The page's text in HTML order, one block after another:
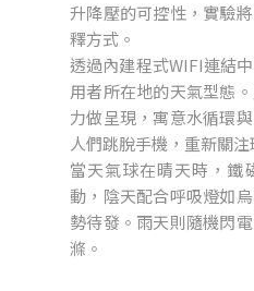
升降壓的可控性，實驗
釋方式。
透過內建程式WIFI連結
用者所在地的天氣型態
力做呈現，寓意水循環
人們跳脫手機，重新關注
當天氣球在晴天時，鐵
動，陰天配合呼吸燈如
勢待發。雨天則隨機閃
滌。